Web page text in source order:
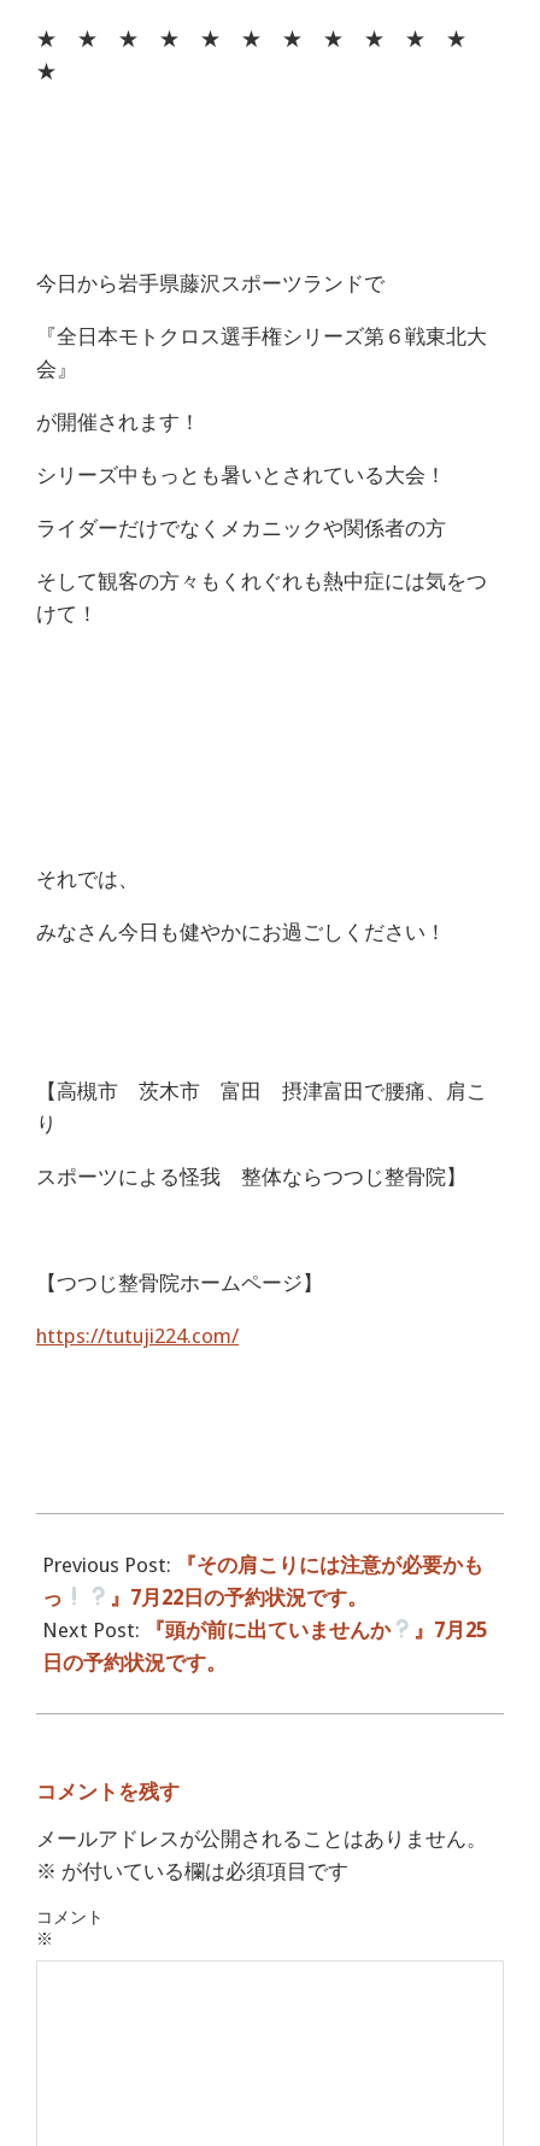
★ ★ ★ ★ ★ ★ ★ ★ ★ ★ ★
★
今日から岩手県藤沢スポーツランドで
『全日本モトクロス選手権シリーズ第６戦東北大
会』
が開催されます！
シリーズ中もっとも暑いとされている大会！
ライダーだけでなくメカニックや関係者の方
そして観客の方々もくれぐれも熱中症には気をつ
けて！
それでは、
みなさん今日も健やかにお過ごしください！
【高槻市 茨木市 富田 摂津富田で腰痛、肩こ
り
スポーツによる怪我 整体ならつつじ整骨院】
【つつじ整骨院ホームページ】
https://tutuji224.com/
07-
23
Previous Post:
『その肩こりには注意が必要かも
っ
』7月22日の予約状況です。
Next Post:
『頭が前に出ていませんか
』7月25
日の予約状況です。
コメントを残す
メールアドレスが公開されることはありません。
※ が付いている欄は必須項目です
コメント
※